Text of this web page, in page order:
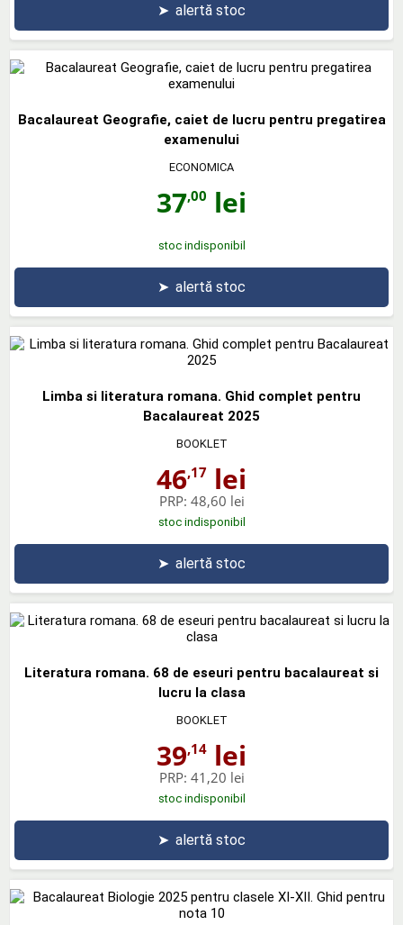
➤ alertă stoc
Bacalaureat Geografie, caiet de lucru pentru pregatirea
examenului
ECONOMICA
37,00 lei
stoc indisponibil
➤ alertă stoc
Limba si literatura romana. Ghid complet pentru
Bacalaureat 2025
BOOKLET
46,17 lei
PRP: 48,60 lei
stoc indisponibil
➤ alertă stoc
Literatura romana. 68 de eseuri pentru bacalaureat si
lucru la clasa
BOOKLET
39,14 lei
PRP: 41,20 lei
stoc indisponibil
➤ alertă stoc